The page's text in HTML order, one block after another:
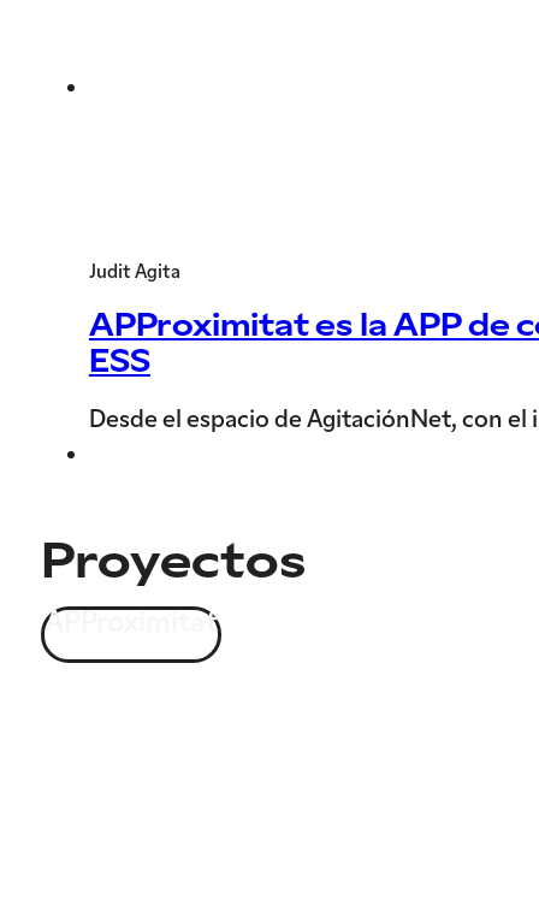
Judit Agita
APProximitat es la APP de
ESS
Desde el espacio de AgitaciónNet, con el
Proyectos
APProximitat